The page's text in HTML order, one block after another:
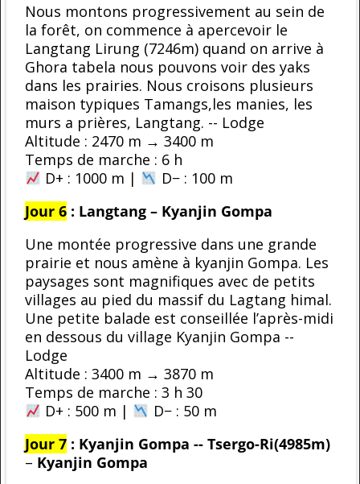
Nous montons progressivement au sein de
la forêt, on commence à apercevoir le
Langtang Lirung (7246m) quand on arrive à
Ghora tabela nous pouvons voir des yaks
dans les prairies. Nous croisons plusieurs
maison typiques Tamangs,les manies, les
murs a prières, Langtang. -- Lodge
Altitude : 2470 m → 3400 m
Temps de marche : 6 h
D+ : 1000 m |
D− : 100 m
Jour 6: Langtang – Kyanjin Gompa
Une montée progressive dans une grande
prairie et nous amène à kyanjin Gompa. Les
paysages sont magnifiques avec de petits
villages au pied du massif du Lagtang himal.
Une petite balade est conseillée l’après-midi
en dessous du village Kyanjin Gompa --
Lodge
Altitude : 3400 m → 3870 m
Temps de marche : 3 h 30
D+ : 500 m |
D− : 50 m
Jour 7: Kyanjin Gompa -- Tsergo-Ri(4985m)
– Kyanjin Gompa